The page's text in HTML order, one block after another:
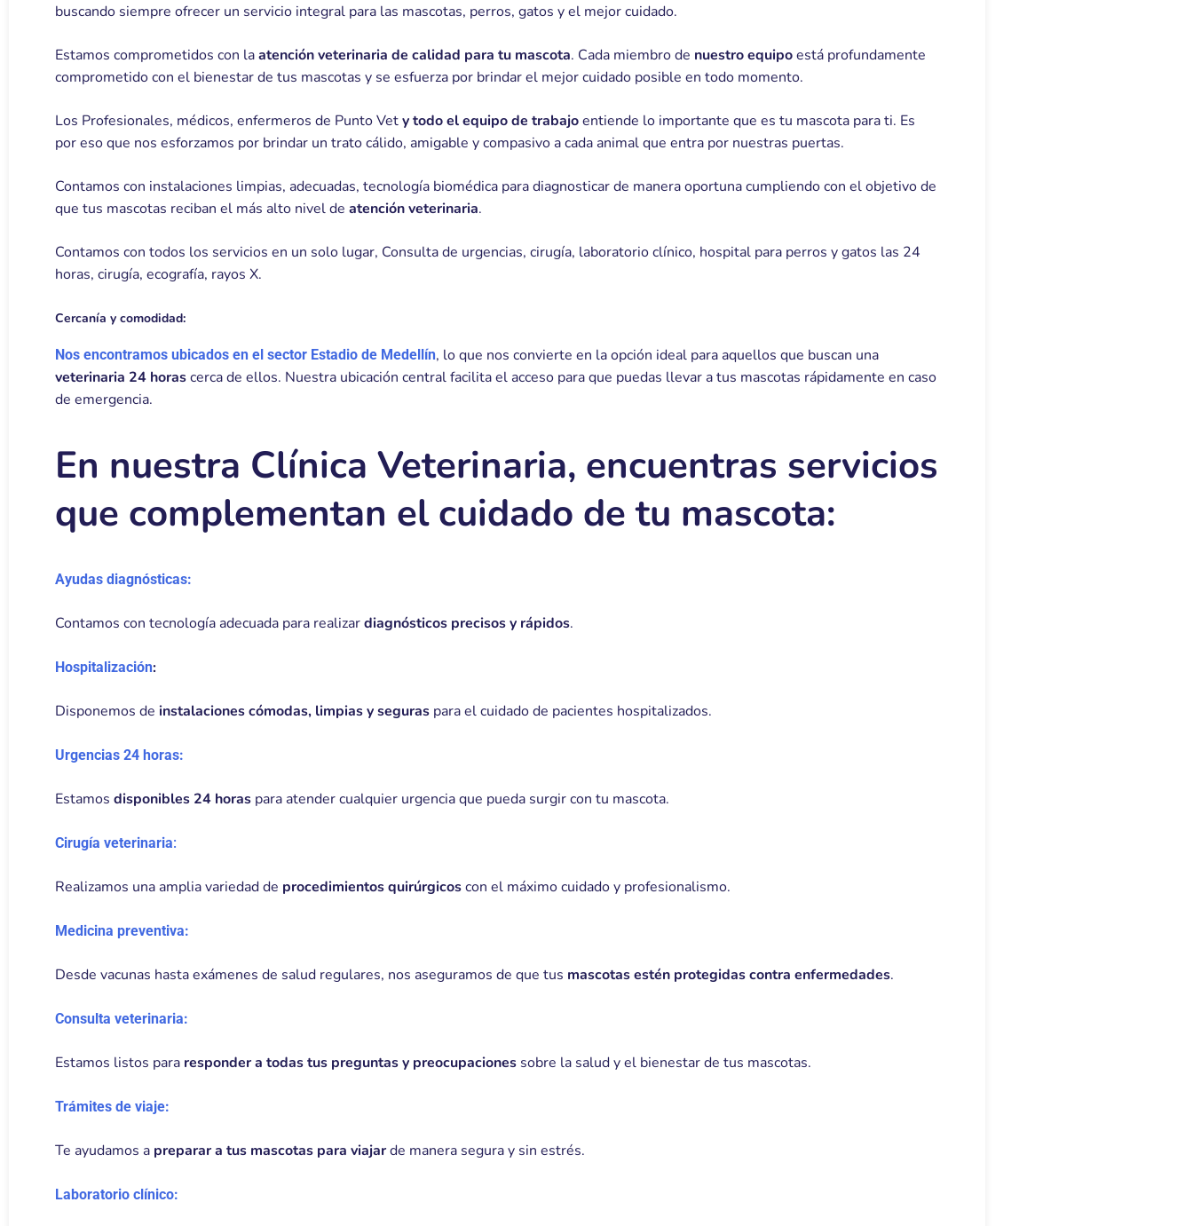
buscando siempre ofrecer un servicio integral para las mascotas, perros, gatos y el mejor cuidado.
Estamos comprometidos con laatención veterinaria de calidad para tu mascota. Cada miembro de nuestro equipoestá profundamente
comprometido con el bienestar de tus mascotas y se esfuerza por brindar el mejor cuidado posible en todo momento.
Los Profesionales, médicos, enfermeros de Punto Vety todo el equipo de trabajoentiende lo importante que es tu mascota para ti. Es
por eso que nos esforzamos por brindar un trato cálido, amigable y compasivo a cada animal que entra por nuestras puertas.
Contamos con instalaciones limpias, adecuadas, tecnología biomédica para diagnosticar de manera oportuna cumpliendo con el objetivo de
que tus mascotas reciban el más alto nivel de atención veterinaria.
Contamos con todos los servicios en un solo lugar, Consulta de urgencias, cirugía, laboratorio clínico, hospital para perros y gatos las 24
horas, cirugía, ecografía, rayos X.
Cercanía y comodidad:
Nos encontramos ubicados en el sector Estadio de Medellín, lo que nos convierte en la opción ideal para aquellos que buscan una
veterinaria 24 horascerca de ellos. Nuestra ubicación central facilita el acceso para que puedas llevar a tus mascotas rápidamente en caso
de emergencia.
En nuestra Clínica Veterinaria, encuentras servicios
que complementan el cuidado de tu mascota:
Ayudas diagnósticas:
Contamos con tecnología adecuada para realizardiagnósticos precisos y rápidos.
Hospitalización:
Disponemos de instalaciones cómodas, limpias y seguras para el cuidado de pacientes hospitalizados.
Urgencias 24 horas:
Estamos disponibles 24 horas para atender cualquier urgencia que pueda surgir con tu mascota.
Cirugía veterinaria:
Realizamos una amplia variedad de procedimientos quirúrgicoscon el máximo cuidado y profesionalismo.
Medicina preventiva:
Desde vacunas hasta exámenes de salud regulares, nos aseguramos de que tus mascotas estén protegidas contra enfermedades.
Consulta veterinaria:
Estamos listos para responder a todas tus preguntas y preocupaciones sobre la salud y el bienestar de tus mascotas.
Trámites de viaje:
Te ayudamos a preparar a tus mascotas para viajarde manera segura y sin estrés.
Laboratorio clínico: